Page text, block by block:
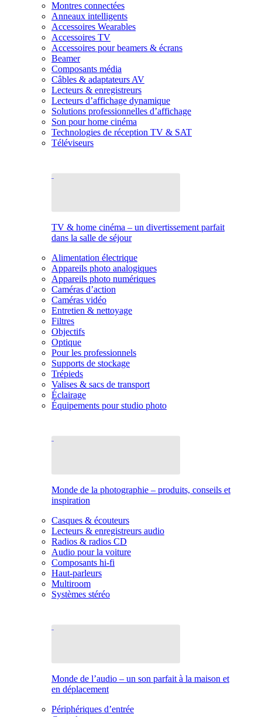
Montres connectées
Anneaux intelligents
Accessoires Wearables
Accessoires TV
Accessoires pour beamers & écrans
Beamer
Composants média
Câbles & adaptateurs AV
Lecteurs & enregistreurs
Lecteurs d’affichage dynamique
Solutions professionnelles d’affichage
Son pour home cinéma
Technologies de réception TV & SAT
Téléviseurs
TV & home cinéma – un divertissement parfait
dans la salle de séjour
Alimentation électrique
Appareils photo analogiques
Appareils photo numériques
Caméras d’action
Caméras vidéo
Entretien & nettoyage
Filtres
Objectifs
Optique
Pour les professionnels
Supports de stockage
Trépieds
Valises & sacs de transport
Éclairage
Équipements pour studio photo
Monde de la photographie – produits, conseils et
inspiration
Casques & écouteurs
Lecteurs & enregistreurs audio
Radios & radios CD
Audio pour la voiture
Composants hi-fi
Haut-parleurs
Multiroom
Systèmes stéréo
Monde de l’audio – un son parfait à la maison et
en déplacement
Périphériques d’entrée